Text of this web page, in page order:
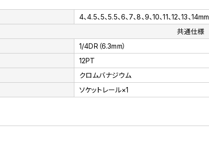
4、4.5、5、5.5、6、7、8、9、10、11、12、13、14mm
共通仕様
1/4DR（6.3mm）
12PT
クロムバナジウム
ソケットレール×1